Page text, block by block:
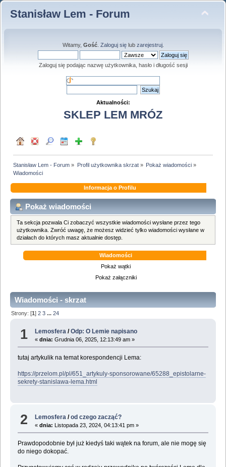
Stanisław Lem - Forum
Witamy, Gość. Zaloguj sięlub zarejestruj.
Zaloguj się podając nazwę użytkownika, hasło i długość sesji
Aktualności:
SKLEP LEM MRÓZ
Stanisław Lem - Forum » Profil użytkownika skrzat» Pokaż wiadomości»
Wiadomości
Informacja o Profilu
Pokaż wiadomości
Ta sekcja pozwala Ci zobaczyć wszystkie wiadomości wysłane przez tego
użytkownika. Zwróć uwagę, że możesz widzieć tylko wiadomości wysłane w
działach do których masz aktualnie dostęp.
Wiadomości
Pokaż wątki
Pokaż załączniki
Wiadomości - skrzat
Strony: [1]2 3 ...24
1 Lemosfera /Odp: O Lemie napisano
«dnia: Grudnia 06, 2025, 12:13:49 am »
tutaj artykulik na temat korespondencji Lema:
https://przelom.pl/pl/651_artykuly-sponsorowane/65288_epistolarne-
sekrety-stanislawa-lema.html
2 Lemosfera /od czego zacząć?
«dnia: Listopada 23, 2024, 04:13:41 pm »
Prawdopodobnie był już kiedyś taki wątek na forum, ale nie mogę się
do niego dokopać.